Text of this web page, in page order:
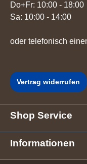
Do+Fr: 10:00 - 18:00
Sa: 10:00 - 14:00
oder telefonisch
Vertrag widerrufen
Shop Service
Informationen